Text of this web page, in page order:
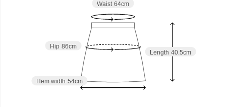
Length 40.5cm
Hem width 54cm
Hip 86cm
Waist 64cm